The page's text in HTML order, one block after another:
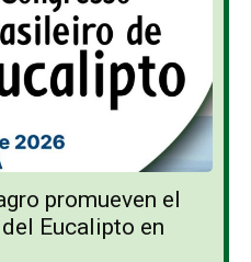
promueven el
Eucalipto en